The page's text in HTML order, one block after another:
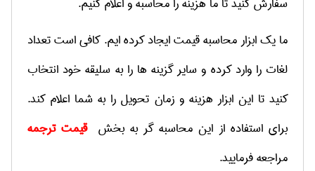
ما یک ابزار محاسبه قیمت ایجاد کرده ایم. کافی است تعداد
لغات را وارد کرده و سایر گزینه ها را به سلیقه خود انتخاب
کنید تا این ابزار هزینه و زمان تحویل را به شما اعلام کند.
برای استفاده از این محاسبه گر به بخش قیمت ترجمه
مراجعه فرمایید.